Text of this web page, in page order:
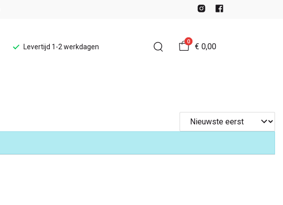
Levertijd 1-2 werkdagen
0
€ 0,00